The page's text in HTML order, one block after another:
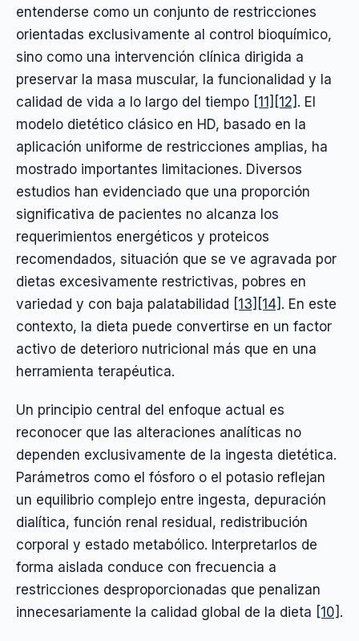
entenderse como un conjunto de restricciones
orientadas exclusivamente al control bioquímico,
sino como una intervención clínica dirigida a
preservar la masa muscular, la funcionalidad y la
calidad de vida a lo largo del tiempo [11] [12] . El
modelo dietético clásico en HD, basado en la
aplicación uniforme de restricciones amplias, ha
mostrado importantes limitaciones. Diversos
estudios han evidenciado que una proporción
significativa de pacientes no alcanza los
requerimientos energéticos y proteicos
recomendados, situación que se ve agravada por
dietas excesivamente restrictivas, pobres en
variedad y con baja palatabilidad [13] [14] . En este
contexto, la dieta puede convertirse en un factor
activo de deterioro nutricional más que en una
herramienta terapéutica.
Un principio central del enfoque actual es
reconocer que las alteraciones analíticas no
dependen exclusivamente de la ingesta dietética.
Parámetros como el fósforo o el potasio reflejan
un equilibrio complejo entre ingesta, depuración
dialítica, función renal residual, redistribución
corporal y estado metabólico. Interpretarlos de
forma aislada conduce con frecuencia a
restricciones desproporcionadas que penalizan
innecesariamente la calidad global de la dieta [10] .